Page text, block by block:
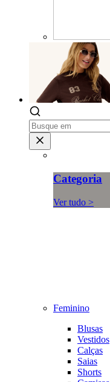
Categoria
Ver tudo >
Feminino
Blusas
Vestidos
Calças
Saias
Shorts